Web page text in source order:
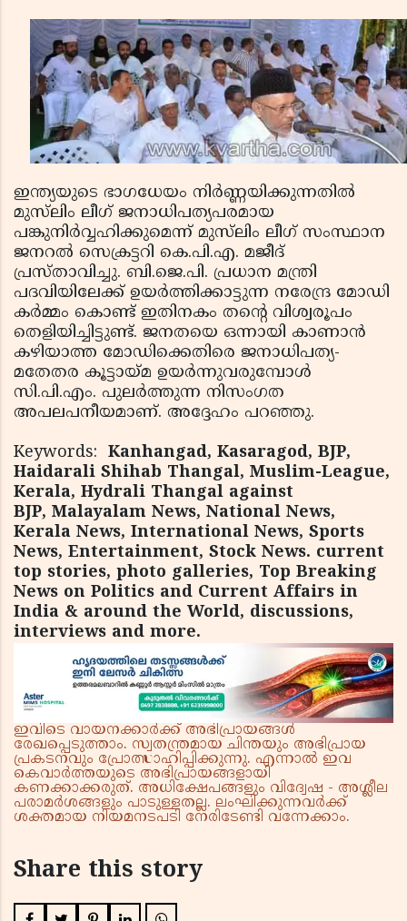
ഇന്ത്യയുടെ ഭാഗധേയം നിര്‍ണ്ണയിക്കുന്നതില്‍
മുസ്‌ലിം ലീഗ് ജനാധിപത്യപരമായ
പങ്കുനിര്‍വ്വഹിക്കുമെന്ന് മുസ്‌ലിം ലീഗ് സംസ്ഥാന
ജനറല്‍ സെക്രട്ടറി കെ.പി.എ. മജീദ്
പ്രസ്താവിച്ചു. ബി.ജെ.പി. പ്രധാന മന്ത്രി
പദവിയിലേക്ക് ഉയര്‍ത്തിക്കാട്ടുന്ന നരേന്ദ്ര മോഡി
കര്‍മ്മം കൊണ്ട് ഇതിനകം തന്റെ വിശ്വരൂപം
തെളിയിച്ചിട്ടുണ്ട്. ജനതയെ ഒന്നായി കാണാന്‍
കഴിയാത്ത മോഡിക്കെതിരെ ജനാധിപത്യ-
മതേതര കൂട്ടായ്മ ഉയര്‍ന്നുവരുമ്പോള്‍
സി.പി.എം. പുലര്‍ത്തുന്ന നിസംഗത
അപലപനീയമാണ്. അദ്ദേഹം പറഞ്ഞു.
Keywords: Kanhangad, Kasaragod, BJP,
Haidarali Shihab Thangal, Muslim-League,
Kerala, Hydrali Thangal against
BJP, Malayalam News, National News,
Kerala News, International News, Sports
News, Entertainment, Stock News. current
top stories, photo galleries, Top Breaking
News on Politics and Current Affairs in
India & around the World, discussions,
interviews and more.
ഇവിടെ വായനക്കാർക്ക് അഭിപ്രായങ്ങൾ
രേഖപ്പെടുത്താം. സ്വതന്ത്രമായ ചിന്തയും അഭിപ്രായ
പ്രകടനവും പ്രോത്സാഹിപ്പിക്കുന്നു. എന്നാൽ ഇവ
കെവാർത്തയുടെ അഭിപ്രായങ്ങളായി
കണക്കാക്കരുത്. അധിക്ഷേപങ്ങളും വിദ്വേഷ - അശ്ലീല
പരാമർശങ്ങളും പാടുള്ളതല്ല. ലംഘിക്കുന്നവർക്ക്
ശക്തമായ നിയമനടപടി നേരിടേണ്ടി വന്നേക്കാം.
Share this story